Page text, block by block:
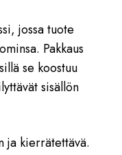
jossa tuote
Pakkaus
se koostuu
sisällön
ja kierrätettävä.